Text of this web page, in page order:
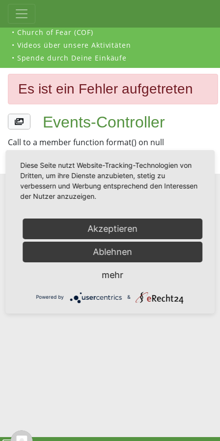
• Church of Fear (COF)
• Videos über unsere Aktivitäten
• Spende durch Deine Einkäufe
Es ist ein Fehler aufgetreten
Events-Controller
Call to a member function format() on null
Diese Seite nutzt Website-Tracking-Technologien von
Dritten, um ihre Dienste anzubieten, stetig zu
verbessern und Werbung entsprechend den Interessen
der Nutzer anzuzeigen.
Akzeptieren
Ablehnen
mehr
Powered by &